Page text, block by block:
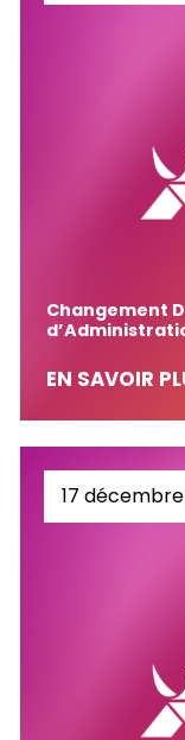
Changement
EN SAVOIR
17